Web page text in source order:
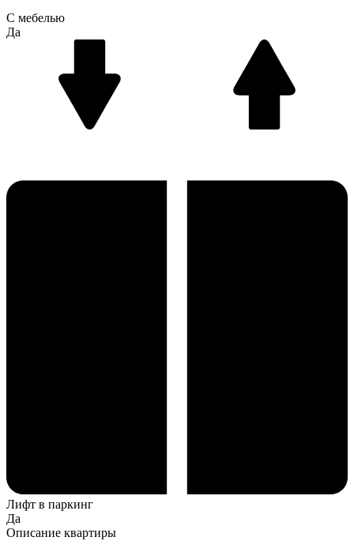
С мебелью
Да
Лифт в паркинг
Да
Описание квартиры